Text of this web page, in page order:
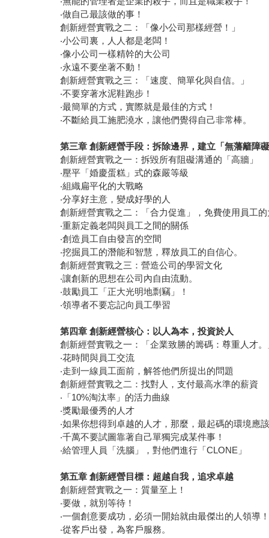
‧做自己最該做的事！
創新經營實戰之二：「像小公司那樣經營！」
‧小公司裏，人人都是老闆！
‧像小公司一樣精幹的大公司
‧永遠不要坐著不動！
創新經營實戰之三：「速度、簡單化與自信。」
‧不要穿著水泥鞋跑步！
‧最簡單的方式，實際就是最佳的方式！
‧不斷給員工施肥澆水，讓他們覺得自己非常棒。
第三章 創新經營手段：拆除邊界，建立「無藩籬障
創新經營實戰之一：拆毀所有阻礙溝通的「高牆」
‧壓平「婚慶蛋糕」式的森嚴等級
‧組織扁平化的大戰略
‧分享好主意，變成好學的人
創新經營實戰之二：「合力促進」，免費使用員工
‧重新定義老闆與員工之間的關係
‧創造員工自由發言的空間
‧挖掘員工的潛能和智慧，釋放員工的自信心。
創新經營實戰之三：營造公司的學習文化
‧讓創新的思想在公司內自由流動。
‧鼓勵員工「正大光明地剽竊」！
‧領導者不要忘記向員工學習
第四章 創新經營核心：以人為本，投資於人
創新經營實戰之一：「企業致勝的籌碼：尊重人才。
‧花時間與員工交流
‧走到一線員工面前，解答他們所提出的問題
創新經營實戰之二：找對人，支付最高水準的薪資
‧「10%淘汰率」的活力曲線
‧獎勵最優秀的人才
‧如果你想得到卓越的人才，那麼，最起碼的環境應
‧千萬不要試圖靠著自己單獨完成某件事！
‧給管理人員「洗腦」，對他們進行「CLONE」
第五章 創新經營目標：超越自我，追求卓越
創新經營實戰之一：質量至上！
‧要做，就別等待！
‧一個創意要成功，必須一開始就由最傑出的人領導！
‧從客戶出發，為客戶服務。